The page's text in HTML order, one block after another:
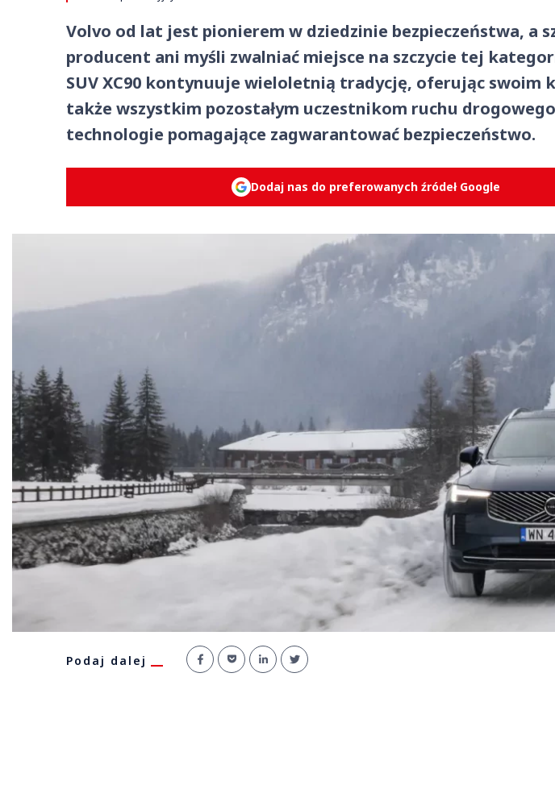
Volvo od lat jest pionierem w dziedzinie bezpieczeństwa, a
producent ani myśli zwalniać miejsce na szczycie tej
SUV XC90 kontynuuje wieloletnią tradycję, oferując swoim
także wszystkim pozostałym uczestnikom ruchu
technologie pomagające zagwarantować bezpieczeństwo.
Dodaj nas do preferowanych źródeł Google
Podaj dalej